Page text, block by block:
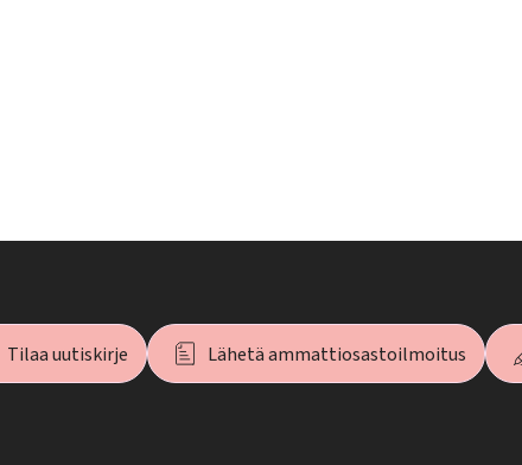
Tilaa uutiskirje Lähetä ammattiosastoilmoitus